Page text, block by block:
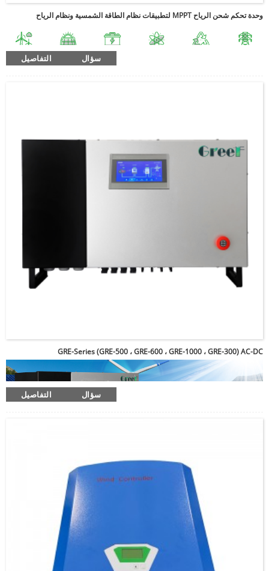
وحدة تحكم شحن الرياح MPPT لتطبيقات نظام الطاقة الشمسية ونظام الرياح
سؤال التفاصيل
GRE-Series (GRE-500 ، GRE-600 ، GRE-1000 ، GRE-300) AC-DC
سؤال التفاصيل